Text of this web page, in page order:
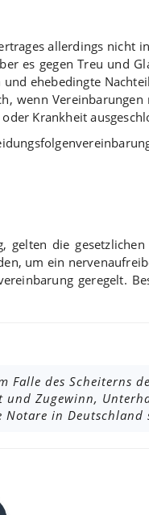
allerdings
es gegen Treu und
ehebedingte
wenn
Krankheit
gelten die
um ein
geregelt.
des Scheiterns
Zugewinn,
in